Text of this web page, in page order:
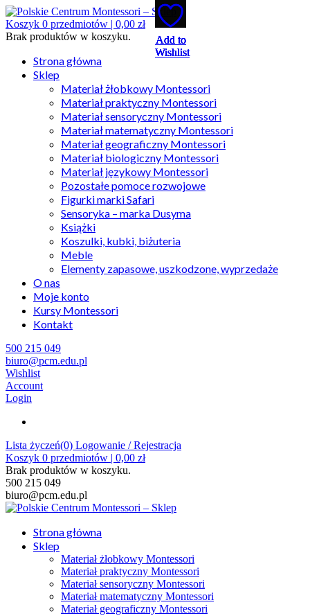
Koszyk 0 przedmiotów | 0,00 zł
Brak produktów w koszyku.
Strona główna
Sklep
Materiał żłobkowy Montessori
Materiał praktyczny Montessori
Materiał sensoryczny Montessori
Materiał matematyczny Montessori
Materiał geograficzny Montessori
Materiał biologiczny Montessori
Materiał językowy Montessori
Pozostałe pomoce rozwojowe
Figurki marki Safari
Sensoryka – marka Dusyma
Książki
Koszulki, kubki, biżuteria
Meble
Elementy zapasowe, uszkodzone, wyprzedaże
O nas
Moje konto
Kursy Montessori
Kontakt
500 215 049
biuro@pcm.edu.pl
Wishlist
Account
Login
Lista życzeń(0) Logowanie / Rejestracja
Koszyk 0 przedmiotów | 0,00 zł
Brak produktów w koszyku.
500 215 049
biuro@pcm.edu.pl
Strona główna
Sklep
Materiał żłobkowy Montessori
Materiał praktyczny Montessori
Materiał sensoryczny Montessori
Materiał matematyczny Montessori
Materiał geograficzny Montessori
Add to
Wishlist
Add to
Wishlist
Add to
Wishlist
Add to
Wishlist
Add to
Wishlist